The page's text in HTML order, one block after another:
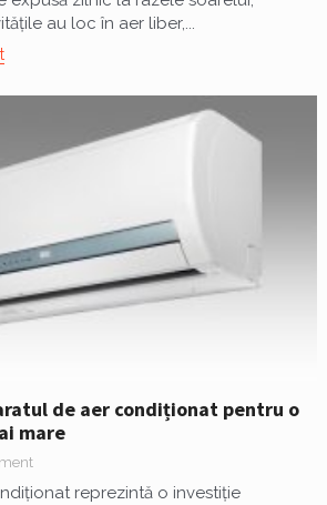
au loc în aer liber,...
de aer condiționat pentru o
mare
reprezintă o investiție